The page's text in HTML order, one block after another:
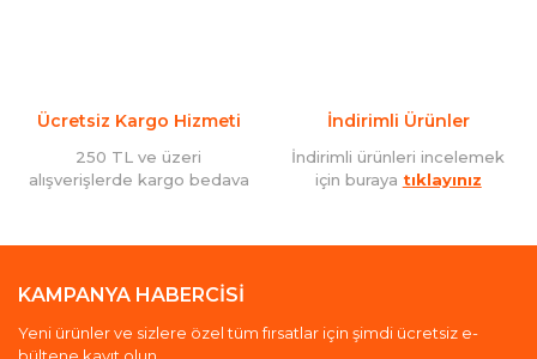
Ücretsiz Kargo Hizmeti
250 TL ve üzeri
alışverişlerde kargo bedava
İndirimli Ürünler
İndirimli ürünleri incelemek
için buraya tıklayınız
KAMPANYA HABERCİSİ
Yeni ürünler ve sizlere özel tüm fırsatlar için şimdi ücretsiz e-